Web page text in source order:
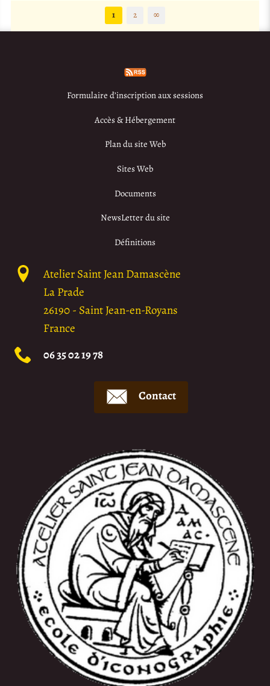
1
2 ∞
Formulaire d’inscription aux sessions
Accès & Hébergement
Plan du site Web
Sites Web
Documents
NewsLetter du site
Définitions
Atelier Saint Jean Damascène
La Prade
26190- Saint Jean-en-Royans
France
06 35 02 19 78
Contact